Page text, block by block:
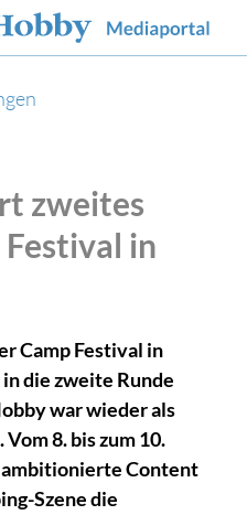
zweites
in
Camp Festival in
die zweite Runde
war wieder als
8. bis zum 10.
Content
Szene die